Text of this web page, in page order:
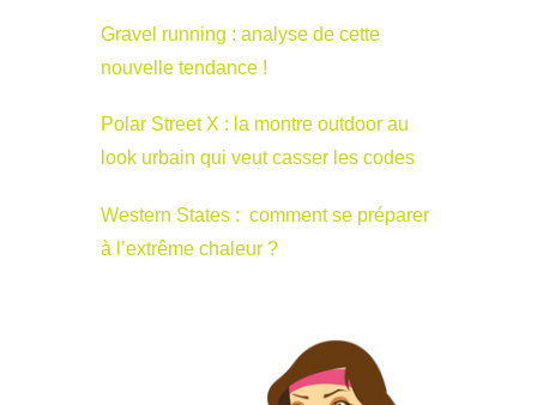
Gravel running : analyse de cette
nouvelle tendance !
Polar Street X : la montre outdoor au
look urbain qui veut casser les codes
Western States : comment se préparer
à l’extrême chaleur ?